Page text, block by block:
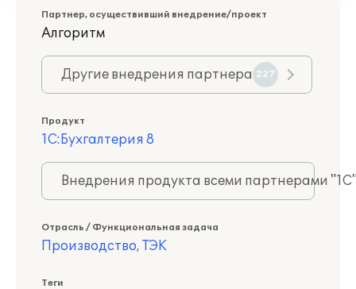
Партнер, осуществивший внедрение/проект
Алгоритм
Другие внедрения партнера 227
Продукт
1С:Бухгалтерия 8
Внедрения продукта всеми партнерами
Отрасль / Функциональная задача
Производство, ТЭК
Теги